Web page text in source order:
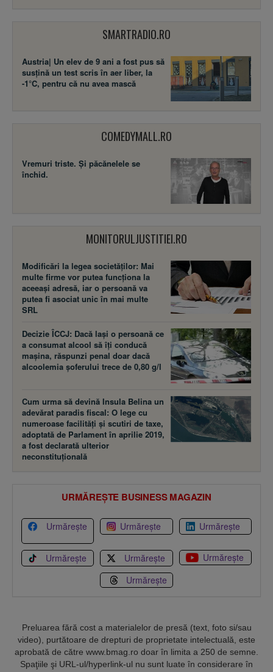
SMARTRADIO.RO
Austria| Un elev de 9 ani a fost pus să
susţină un test scris în aer liber, la
-1°C, pentru că nu avea mască
COMEDYMALL.RO
Vremuri triste. Şi păcănelele se
închid.
MONITORULJUSTITIEI.RO
Modificări la legea societăţilor: Mai
multe firme vor putea funcţiona la
aceeaşi adresă, iar o persoană va
putea fi asociat unic în mai multe
SRL
Decizie ÎCCJ: Dacă laşi o persoană ce
a consumat alcool să îţi conducă
maşina, răspunzi penal doar dacă
alcoolemia şoferului trece de 0,80 g/l
Cum urma să devină Insula Belina un
adevărat paradis fiscal: O lege cu
numeroase facilităţi şi scutiri de taxe,
adoptată de Parlament în aprilie 2019,
a fost declarată ulterior
neconstituţională
URMĂREȘTE BUSINESS MAGAZIN
Urmărește Urmărește Urmărește
Urmărește Urmărește
Urmărește
Urmărește
Preluarea fără cost a materialelor de presă (text, foto si/sau
video), purtătoare de drepturi de proprietate intelectuală, este
aprobată de către www.bmag.ro doar în limita a 250 de semne.
Spaţiile şi URL-ul/hyperlink-ul nu sunt luate în considerare în